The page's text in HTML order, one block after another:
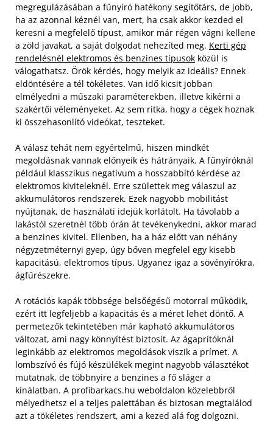
megregulázásában a fűnyíró hatékony segítőtárs, de jobb,
ha az azonnal kéznél van, mert, ha csak akkor kezded el
keresni a megfelelő típust, amikor már régen vágni kellene
a zöld javakat, a saját dolgodat nehezíted meg. Kerti gép
rendelésnél elektromos és benzines típusok közül is
válogathatsz. Örök kérdés, hogy melyik az ideális? Ennek
eldöntésére a tél tökéletes. Van idő kicsit jobban
elmélyedni a műszaki paraméterekben, illetve kikérni a
szakértői véleményeket. Az sem ritka, hogy a cégek hoznak
ki összehasonlító videókat, teszteket.
A válasz tehát nem egyértelmű, hiszen mindkét
megoldásnak vannak előnyeik és hátrányaik. A fűnyíróknál
például klasszikus negatívum a hosszabbító kérdése az
elektromos kiviteleknél. Erre születtek meg válaszul az
akkumulátoros rendszerek. Ezek nagyobb mobilitást
nyújtanak, de használati idejük korlátolt. Ha távolabb a
lakástól szeretnél több órán át tevékenykedni, akkor marad
a benzines kivitel. Ellenben, ha a ház előtt van néhány
négyzetméternyi gyep, úgy bőven megfelel egy kisebb
kapacitású, elektromos típus. Ugyanez igaz a sövényírókra,
ágfűrészekre.
A rotációs kapák többsége belsőégésű motorral működik,
ezért itt legfeljebb a kapacitás és a méret lehet döntő. A
permetezők tekintetében már kapható akkumulátoros
változat, ami nagy könnyítést biztosít. Az ágaprítóknál
leginkább az elektromos megoldások viszik a prímet. A
lombszívó és fújó készülékek megint nagyobb választékot
mutatnak, de többnyire a benzines a fő sláger a
kínálatban. A profibarkacs.hu weboldalon közelebbről
mélyedhetsz el a teljes palettában és biztosan megtalálod
azt a tökéletes rendszert, ami a kezed alá fog dolgozni.